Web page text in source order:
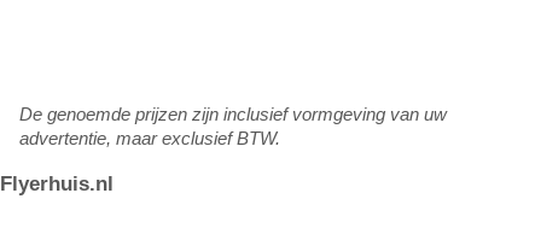
Flyerhuis.nl
De genoemde prijzen zijn inclusief vormgeving van uw
advertentie, maar exclusief BTW.